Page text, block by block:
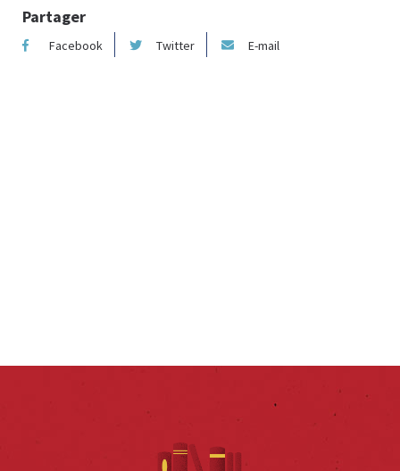
Partager
Facebook Twitter E-mail